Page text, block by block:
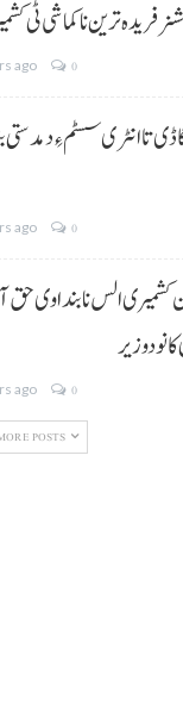
فریدہ ترین نا کماشی ٹی
ago 0
تا انٹری سسٹم ءِ دمدستی
ago 0
کشمیری الس نا بنداوی
کانودوزیر
ago 0
POSTS